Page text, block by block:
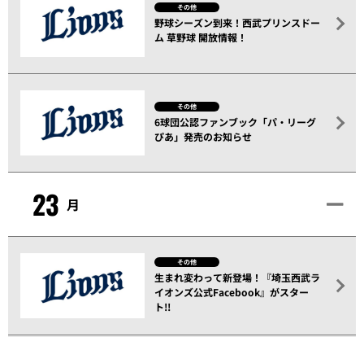
その他
野球シーズン到来！西武プリンスドー
ム 草野球 開放情報！
その他
6球団公認ファンブック「パ・リーグ
ぴあ」発売のお知らせ
23 月
その他
生まれ変わって新登場！『埼玉西武ラ
イオンズ公式Facebook』がスター
ト!!